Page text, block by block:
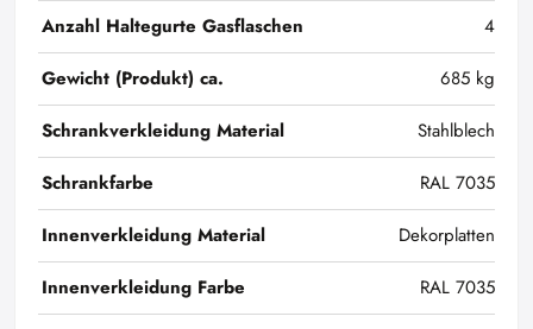
Anzahl Haltegurte Gasflaschen
4
Gewicht (Produkt) ca.
685 kg
Schrankverkleidung Material
Stahlblech
Schrankfarbe
RAL 7035
Innenverkleidung Material
Dekorplatten
Innenverkleidung Farbe
RAL 7035